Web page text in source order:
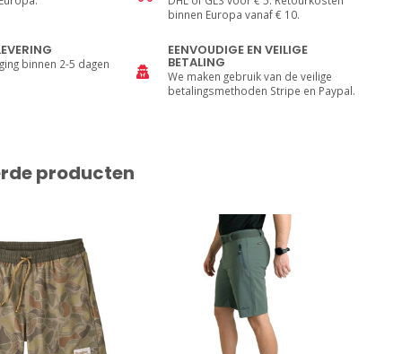
binnen Europa vanaf € 10.
binnen 2-5 dagen
EENVOUDIGE EN VEILIGE
BETALING
We maken gebruik van de veilige
betalingsmethoden Stripe en Paypal.
producten